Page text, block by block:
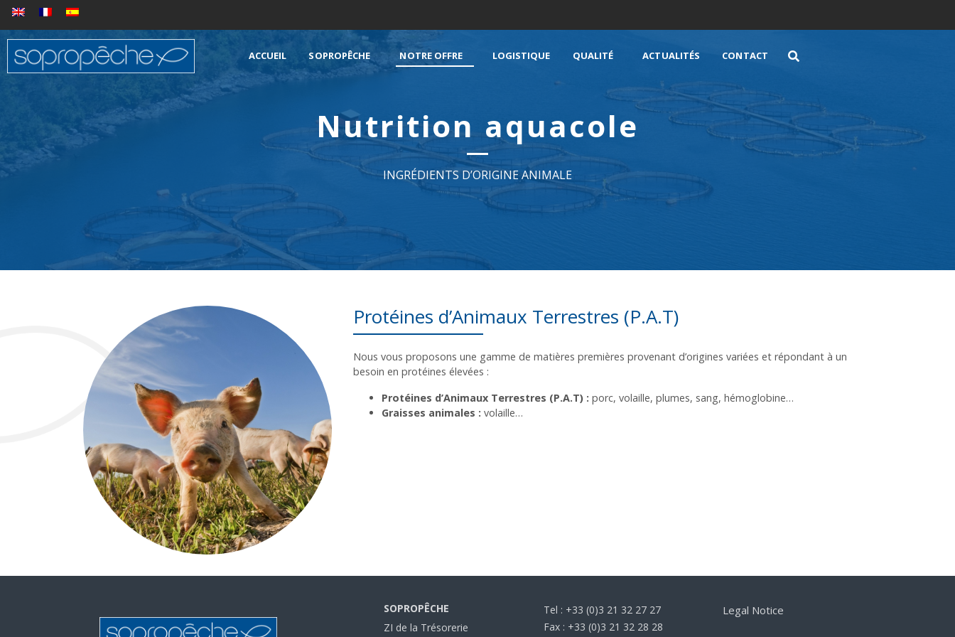
ACCUEIL SOPROPÊCHE NOTRE OFFRE LOGISTIQUE QUALITÉ ACTUALITÉS CONTACT
Nutrition aquacole
INGRÉDIENTS D’ORIGINE ANIMALE
Protéines d’Animaux Terrestres (P.A.T)
Nous vous proposons une gamme de matières premières provenant d’origines variées et répondant à un
besoin en protéines élevées :
Protéines d’Animaux Terrestres (P.A.T) : porc, volaille, plumes, sang, hémoglobine…
Graisses animales : volaille…
SOPROPÊCHE
ZI de la Trésorerie
Tel : +33 (0)3 21 32 27 27
Fax : +33 (0)3 21 32 28 28
Legal Notice